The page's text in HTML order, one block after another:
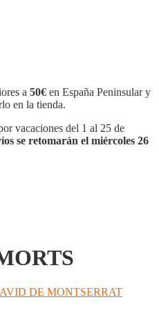
a 50€ en España Peninsular y
en la tienda.
vacaciones del 1 al 25 de
se retomarán el miércoles 26
DE MONTSERRAT